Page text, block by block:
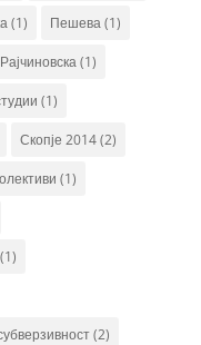
(1) Пешева(1)
Рајчиновска(1)
(1)
Скопје 2014(2)
(1)
(1)
(2)